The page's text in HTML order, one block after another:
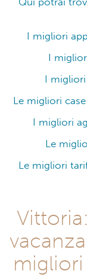
I migliori
I
I
Le migliori
I migliori
Le
Le migliori